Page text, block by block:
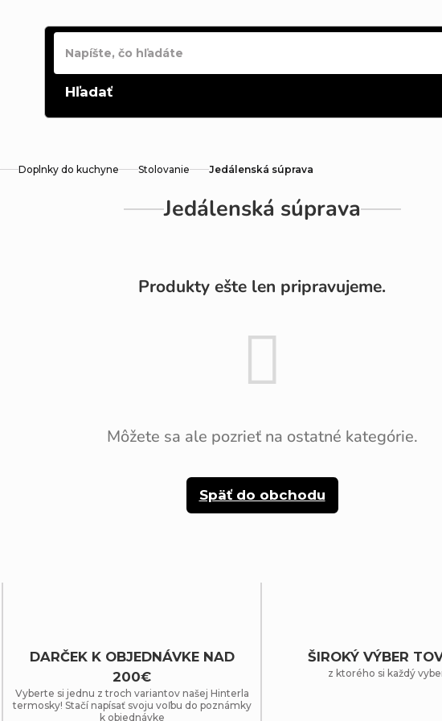
Hľadať
Doplnky do kuchyne Stolovanie Jedálenská súprava
Jedálenská súprava
Produkty ešte len pripravujeme.
Môžete sa ale pozrieť na ostatné kategórie.
Späť do obchodu
DARČEK K OBJEDNÁVKE NAD
200€
Vyberte si jednu z troch variantov našej Hinterla
termosky! Stačí napísať svoju voľbu do poznámky
k objednávke
ŠIROKÝ VÝBER
z ktorého si každý